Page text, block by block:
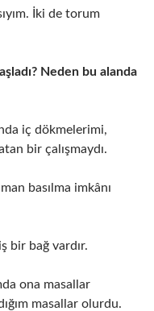
İki de torum
Neden bu alanda
iç dökmelerimi,
bir çalışmaydı.
basılma imkânı
bir bağ vardır.
ona masallar
masallar olurdu.